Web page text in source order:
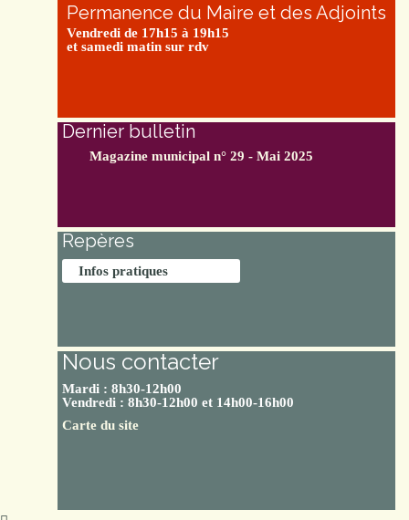
Permanence du Maire et des Adjoints
Vendredi de 17h15 à 19h15
et samedi matin sur rdv
Dernier bulletin
Magazine municipal n° 29 - Mai 2025
Repères
Infos pratiques
Nous contacter
Mardi : 8h30-12h00
Vendredi : 8h30-12h00 et 14h00-16h00
Carte du site